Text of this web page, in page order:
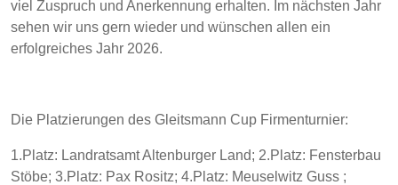
viel Zuspruch und Anerkennung erhalten. Im nächsten Jahr
sehen wir uns gern wieder und wünschen allen ein
erfolgreiches Jahr 2026.
Die Platzierungen des Gleitsmann Cup Firmenturnier:
1.Platz: Landratsamt Altenburger Land; 2.Platz: Fensterbau
Stöbe; 3.Platz: Pax Rositz; 4.Platz: Meuselwitz Guss ;